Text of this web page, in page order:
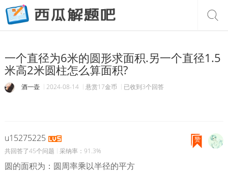
一个直径为6米的圆形求面积.另一个直径1.5
米高2米圆柱怎么算面积?
酒一壶 2024-08-14 悬赏17金币 已收到3个回答
赞
u15275225
共回答了45个问题 采纳率：91.3%
圆的面积为：圆周率乘以半径的平方